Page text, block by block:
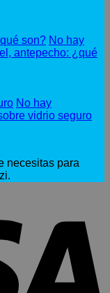
son? No hay
antepecho: ¿qué
No hay
vidrio seguro
necesitas para